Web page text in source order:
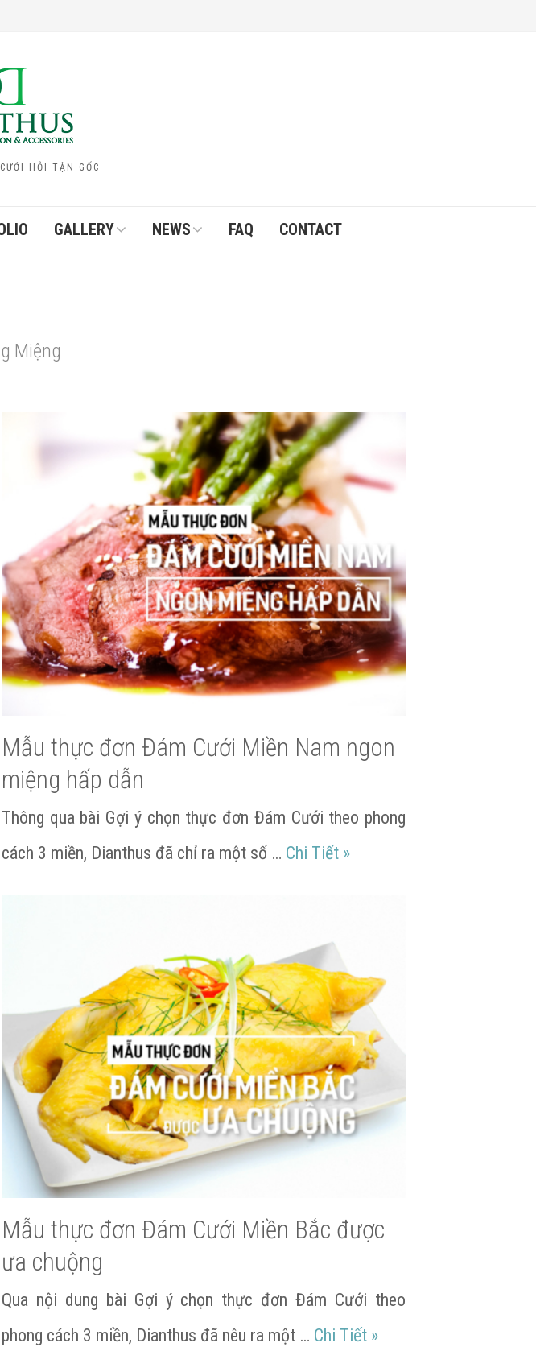
HỎI TẬN GỐC
GALLERY NEWS FAQ CONTACT
Miệng
Cưới của người nổi tiếng có gì?
Mẫu thực đơn Đám Cưới Miền Nam ngon
miệng hấp dẫn
Thông qua bài Gợi ý chọn thực đơn Đám Cưới theo phong
cách 3 miền, Dianthus đã chỉ ra một số … Chi Tiết Mẫu thực đơn Đám Cưới
»
đơn Đám Cưới Miền Trung ngon và đặc sắc
Mẫu thực đơn Đám Cưới Miền Bắc được
ưa chuộng
Qua nội dung bài Gợi ý chọn thực đơn Đám Cưới theo
phong cách 3 miền, Dianthus đã nêu ra một … Chi Tiết Mẫu thực đơn Đám
»